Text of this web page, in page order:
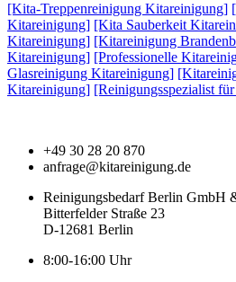
[Kita-Treppenreinigung Kitareinigung]
Kitareinigung] [Kita Sauberkeit
Kitareinigung] [Kitareinigung
Kitareinigung] [Professionelle
Glasreinigung Kitareinigung]
Kitareinigung] [Reinigungsspezialist
+49 30 28 20 870
anfrage@kitareinigung.de
Reinigungsbedarf Berlin GmbH
Bitterfelder Straße 23
D-12681 Berlin
8:00-16:00 Uhr